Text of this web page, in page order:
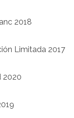
2018
Limitada 2017
2020